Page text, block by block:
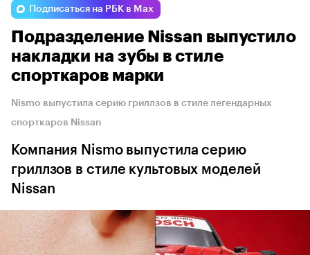
Подписаться на РБК в Max
Подразделение Nissan выпустило
накладки на зубы в стиле
спорткаров марки
Nismo выпустила серию гриллзов в стиле легендарных
спорткаров Nissan
Компания Nismo выпустила серию
гриллзов в стиле культовых моделей
Nissan